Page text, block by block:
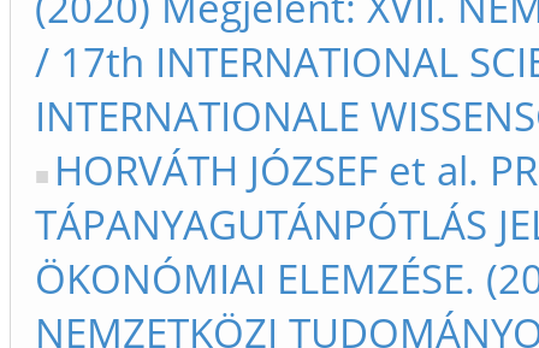
/ 17th INTERNATIONAL
INTERNATIONALE
HORVÁTH JÓZSEF et al.
TÁPANYAGUTÁNPÓTLÁS
ÖKONÓMIAI ELEMZÉSE.
NEMZETKÖZI